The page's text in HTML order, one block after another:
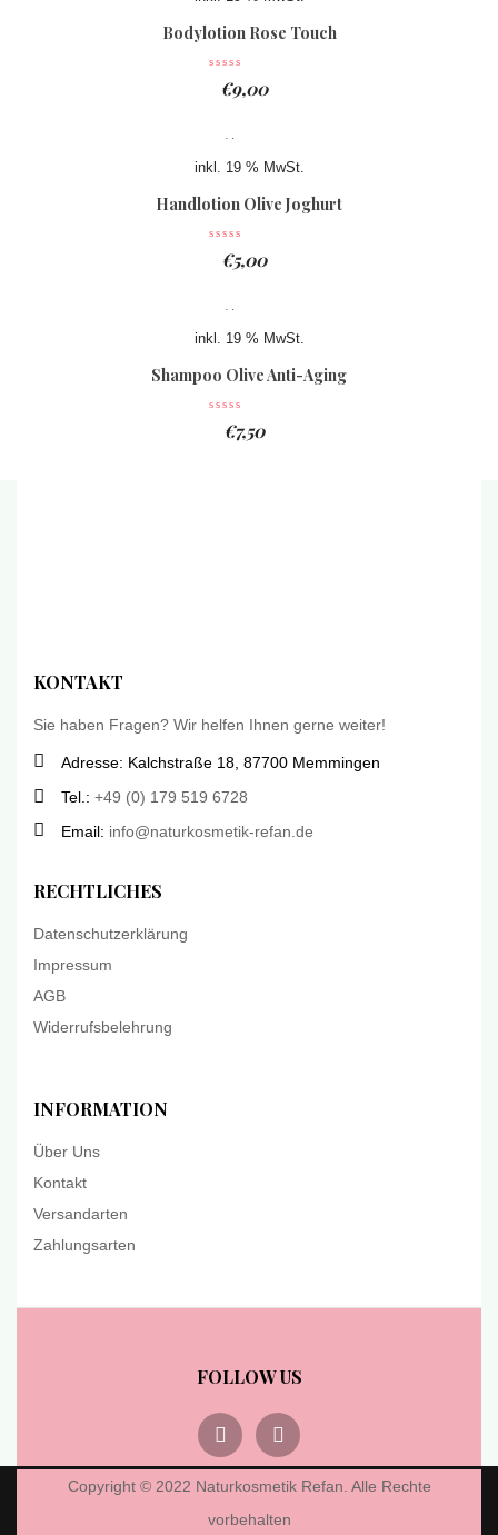
Bodylotion Rose Touch
€9,00
inkl. 19 % MwSt.
Handlotion Olive Joghurt
€5,00
inkl. 19 % MwSt.
Shampoo Olive Anti-Aging
€7,50
KONTAKT
Sie haben Fragen? Wir helfen Ihnen gerne weiter!
Adresse: Kalchstraße 18, 87700 Memmingen
Tel.: +49 (0) 179 519 6728
Email: info@naturkosmetik-refan.de
RECHTLICHES
Datenschutzerklärung
Impressum
AGB
Widerrufsbelehrung
INFORMATION
Über Uns
Kontakt
Versandarten
Zahlungsarten
FOLLOW US
Copyright © 2022 Naturkosmetik Refan. Alle Rechte
vorbehalten